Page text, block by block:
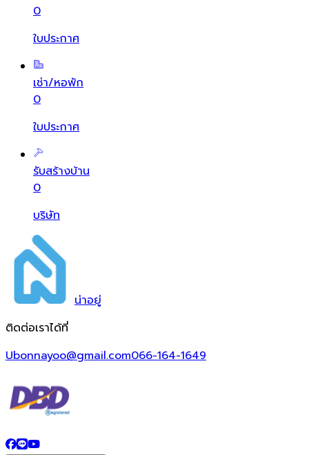
0
ใบประกาศ
เช่า/หอพัก
0
ใบประกาศ
รับสร้างบ้าน
0
บริษัท
น่าอยู่
ติดต่อเราได้ที่
Ubonnayoo@gmail.com066-164-1649